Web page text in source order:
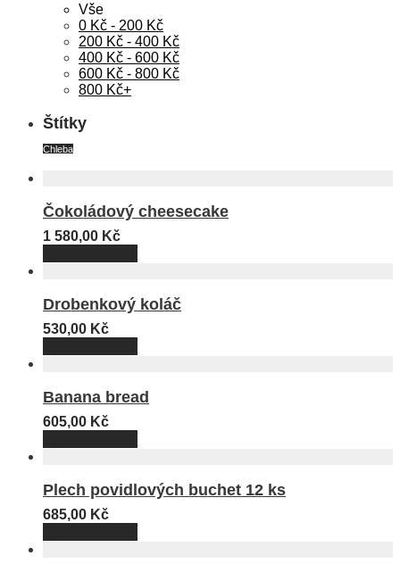
Vše
0 Kč - 200 Kč
200 Kč - 400 Kč
400 Kč - 600 Kč
600 Kč - 800 Kč
800 Kč+
Štítky
Chleba
Čokoládový cheesecake
1 580,00 Kč
Drobenkový koláč
530,00 Kč
Banana bread
605,00 Kč
Plech povidlových buchet 12 ks
685,00 Kč